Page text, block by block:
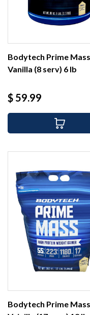
Bodytech Prime Mass
Vanilla (8 serv) 6 lb
Precio
$ 59.99
Bodytech Prime Mass